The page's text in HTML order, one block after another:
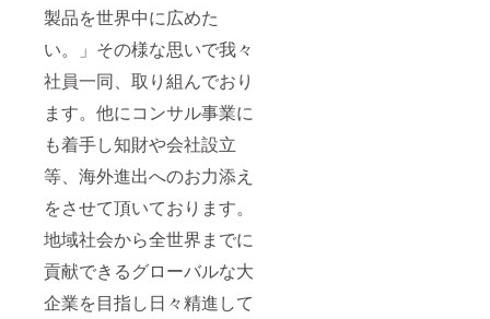
製品を世界中に広めた
い。」その様な思いで我々
社員一同、取り組んでおり
ます。他にコンサル事業に
も着手し知財や会社設立
等、海外進出へのお力添え
をさせて頂いております。
地域社会から全世界までに
貢献できるグローバルな大
企業を目指し日々精進して